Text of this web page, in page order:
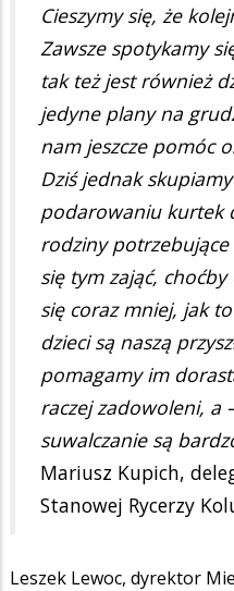
Cieszymy się, że
Zawsze spotykamy
tak też jest również
jedyne plany na
nam jeszcze pomóc
Dziś jednak
podarowaniu kurtek
rodziny potrzebujące
się tym zająć,
się coraz mniej, jak
dzieci są naszą
pomagamy im
raczej zadowoleni, a
suwalczanie są
Mariusz Kupich,
Stanowej Rycerzy
Leszek Lewoc, dyrektor